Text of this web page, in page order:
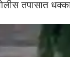
तपासात